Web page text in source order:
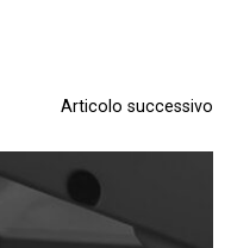
Articolo successivo